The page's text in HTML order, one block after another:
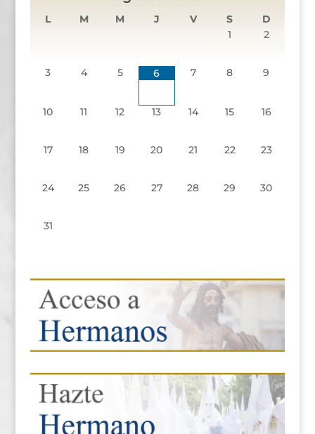
L M M J V S
D
1
2
3 4 5 6 7 8 9
10 11 12 13 14 15 16
17 18 19 20 21 22 23
24 25 26 27 28 29 30
31